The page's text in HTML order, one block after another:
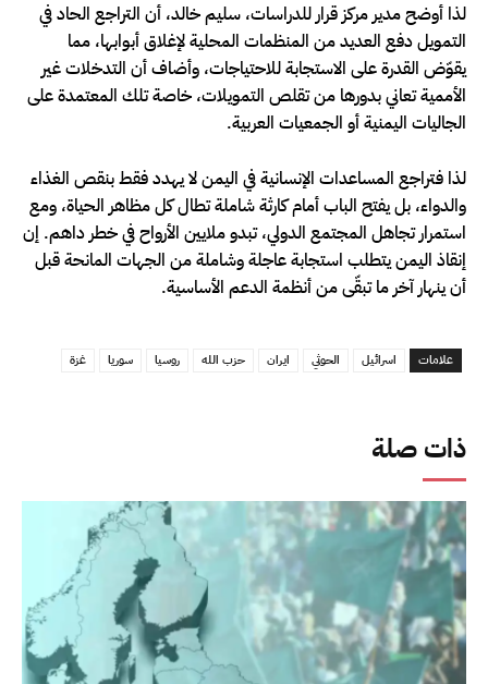
ذات صلة
لذا أوضح مدير مركز قرار للدراسات، سليم خالد، أن التراجع الحاد في
التمويل دفع العديد من المنظمات المحلية لإغلاق أبوابها، مما
يقوّض القدرة على الاستجابة للاحتياجات، وأضاف أن التدخلات غير
الأممية تعاني بدورها من تقلص التمويلات، خاصة تلك المعتمدة على
الجاليات اليمنية أو الجمعيات العربية.
لذا فتراجع المساعدات الإنسانية في اليمن لا يهدد فقط بنقص الغذاء
والدواء، بل يفتح الباب أمام كارثة شاملة تطال كل مظاهر الحياة، ومع
استمرار تجاهل المجتمع الدولي، تبدو ملايين الأرواح في خطر داهم. إن
إنقاذ اليمن يتطلب استجابة عاجلة وشاملة من الجهات المانحة قبل
أن ينهار آخر ما تبقّى من أنظمة الدعم الأساسية.
علامات اسرائيل الحوثي ايران حزب الله روسيا سوريا غزة